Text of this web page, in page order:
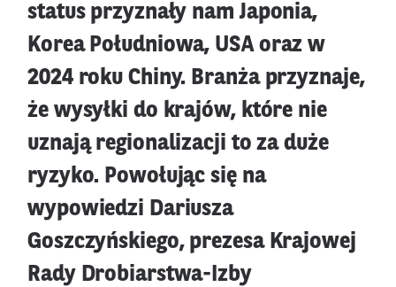
status przyznały nam Japonia,
Korea Południowa, USA oraz w
2024 roku Chiny. Branża przyznaje,
że wysyłki do krajów, które nie
uznają regionalizacji to za duże
ryzyko. Powołując się na
wypowiedzi Dariusza
Goszczyńskiego, prezesa Krajowej
Rady Drobiarstwa-Izby